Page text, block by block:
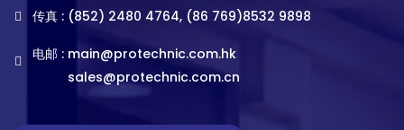
传真 : (852) 2480 4764, (86 769)8532 9898
电邮 : main@protechnic.com.hk
sales@protechnic.com.cn